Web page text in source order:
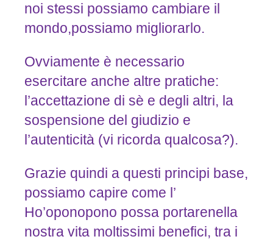
noi stessi possiamo cambiare il
mondo,possiamo migliorarlo.
Ovviamente è necessario
esercitare anche altre pratiche:
l’accettazione di sè e degli altri, la
sospensione del giudizio e
l’autenticità (vi ricorda qualcosa?).
Grazie quindi a questi principi base,
possiamo capire come l’
Ho’oponopono possa portarenella
nostra vita moltissimi benefici, tra i